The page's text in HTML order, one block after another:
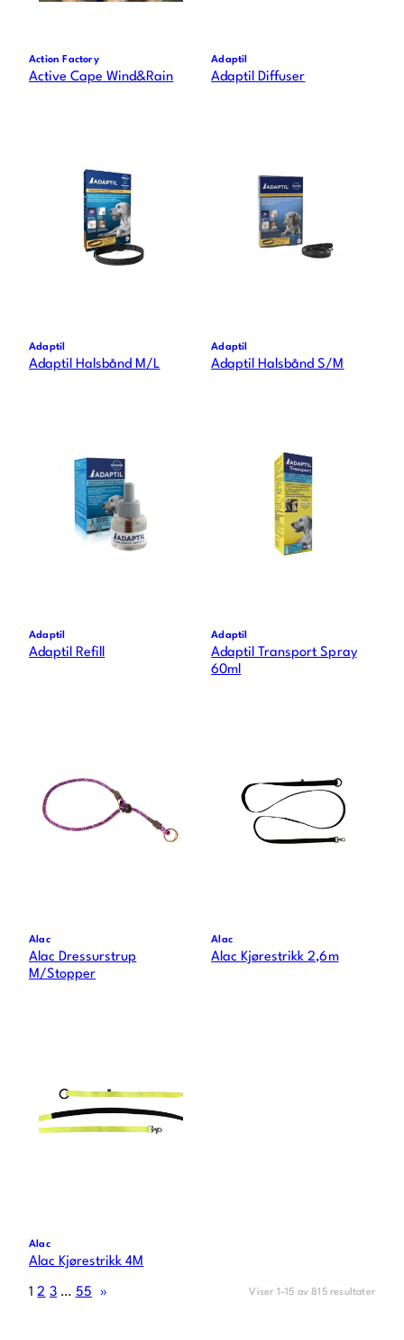
Action Factory
Active Cape Wind&Rain
Adaptil
Adaptil Diffuser
Adaptil
Adaptil Halsbånd M/L
Adaptil
Adaptil Halsbånd S/M
Adaptil
Adaptil Refill
Adaptil
Adaptil Transport Spray
60ml
Alac
Alac Dressurstrup
M/Stopper
Alac
Alac Kjørestrikk 2,6m
Alac
Alac Kjørestrikk 4M
1 2 3 … 55 » Viser 1–15 av 815 resultater